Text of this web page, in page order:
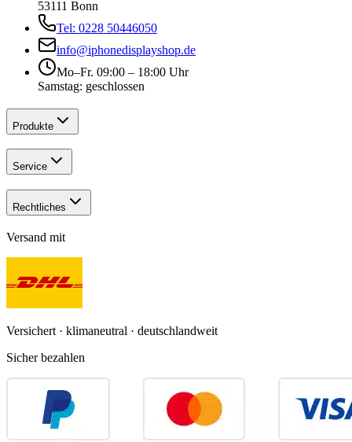
53111 Bonn
Tel: 0228 50446050
info@iphonedisplayshop.de
Mo–Fr. 09:00 – 18:00 Uhr
Samstag: geschlossen
Produkte
Service
Rechtliches
Versand mit
Versichert · klimaneutral · deutschlandweit
Sicher bezahlen